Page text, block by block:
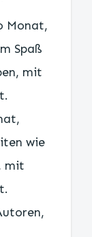
Monat,
Spaß
mit
wie
mit